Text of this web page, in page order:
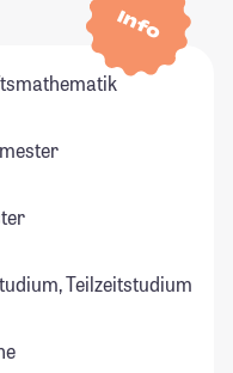
Info
Teilzeitstudium